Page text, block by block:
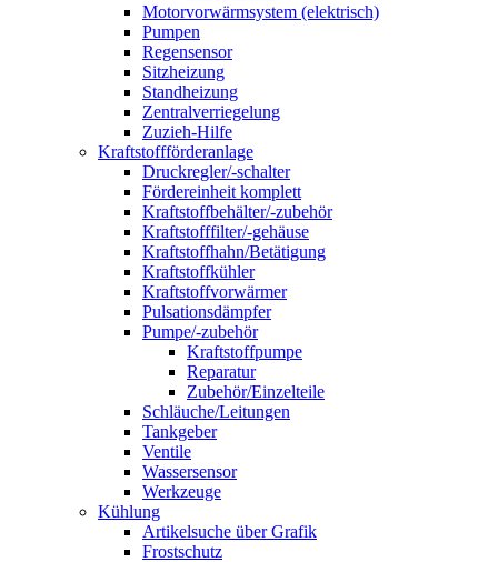
Motorvorwärmsystem (elektrisch)
Pumpen
Regensensor
Sitzheizung
Standheizung
Zentralverriegelung
Zuzieh-Hilfe
Kraftstoffförderanlage
Druckregler/-schalter
Fördereinheit komplett
Kraftstoffbehälter/-zubehör
Kraftstofffilter/-gehäuse
Kraftstoffhahn/Betätigung
Kraftstoffkühler
Kraftstoffvorwärmer
Pulsationsdämpfer
Pumpe/-zubehör
Kraftstoffpumpe
Reparatur
Zubehör/Einzelteile
Schläuche/Leitungen
Tankgeber
Ventile
Wassersensor
Werkzeuge
Kühlung
Artikelsuche über Grafik
Frostschutz